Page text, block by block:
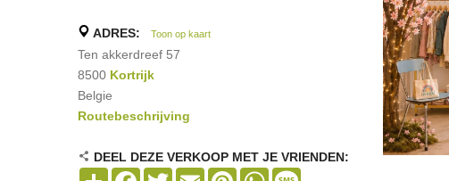
ADRES: Toon op kaart
Ten akkerdreef 57
8500 Kortrijk
Belgie
Routebeschrijving
DEEL DEZE VERKOOP MET JE VRIENDEN:
Share Facebook
TwitterEmail PinterestWhatsApp